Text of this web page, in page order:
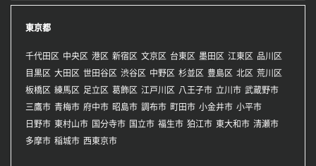
東京都
千代田区 中央区 港区 新宿区 文京区 台東区 墨田区 江東区 品川区
目黒区 大田区 世田谷区 渋谷区 中野区 杉並区 豊島区 北区 荒川区
板橋区 練馬区 足立区 葛飾区 江戸川区 八王子市 立川市 武蔵野市
三鷹市 青梅市 府中市 昭島市 調布市 町田市 小金井市 小平市
日野市 東村山市 国分寺市 国立市 福生市 狛江市 東大和市 清瀬市
多摩市 稲城市 西東京市